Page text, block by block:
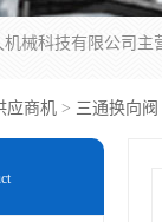
应商机 > 三通换向阀